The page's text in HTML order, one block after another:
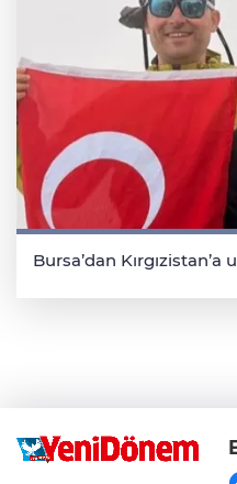
Bursa’dan Kırgızistan’a